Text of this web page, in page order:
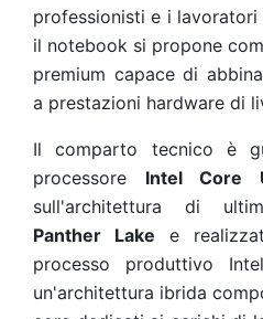
professionisti e i
il notebook si propone
premium capace di
a prestazioni hardware di
Il comparto tecnico è
processore Intel Core
sull'architettura di
Panther Lake e
processo produttivo
un'architettura ibrida